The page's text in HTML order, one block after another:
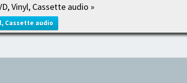
Vinyl, Cassette audio »
Cassette audio
ACCUEIL